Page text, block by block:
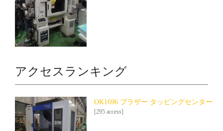
アクセスランキング
OK1696 ブラザー タッピングセンター
[295 access]